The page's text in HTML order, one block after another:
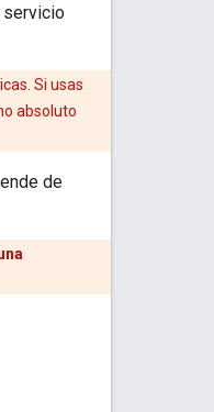
servicio
Si usas
absoluto
de